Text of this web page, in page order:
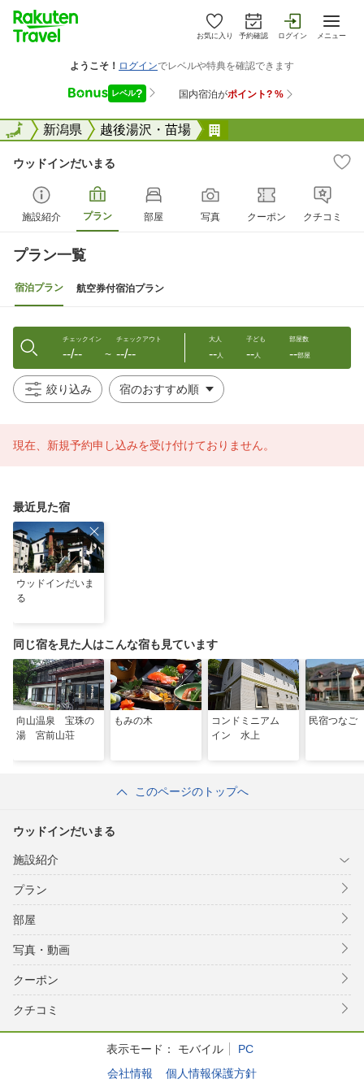
お気に入り 予約確認 ログイン メニュー
全国新潟県 越後湯沢・苗場
全国
ウッドインだいまる
施設紹介 プラン 部屋 写真 クーポン クチコミ
プラン一覧
宿泊プラン 航空券付宿泊プラン
チェックイン
--/-- 〜
チェックアウト
--/--
大人
--人
子ども
--人
部屋数
--部屋
絞り込み
現在、新規予約申し込みを受け付けておりません。
最近見た宿
ウッドインだいま
る
同じ宿を見た人はこんな宿も見ています
向山温泉 宝珠の
湯 宮前山荘
もみの木
コンドミニアム
イン 水上
民宿つなご
このページのトップへ
ウッドインだいまる
施設紹介
プラン
部屋
写真・動画
クーポン
クチコミ
表示モード： モバイル
PC
会社情報
個人情報保護方針